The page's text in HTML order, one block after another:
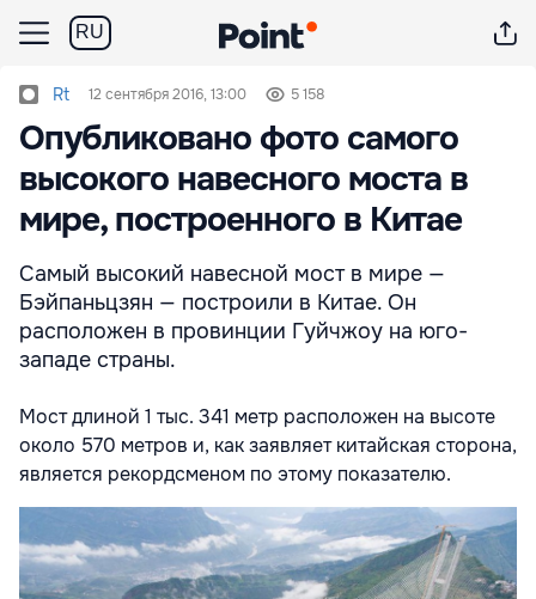
RU
Rt 12 сентября 2016, 13:00 5 158
Опубликовано фото самого
высокого навесного моста в
мире, построенного в Китае
Самый высокий навесной мост в мире —
Бэйпаньцзян — построили в Китае. Он
расположен в провинции Гуйчжоу на юго-
западе страны.
Мост длиной 1 тыс. 341 метр расположен на высоте
около 570 метров и, как заявляет китайская сторона,
является рекордсменом по этому показателю.